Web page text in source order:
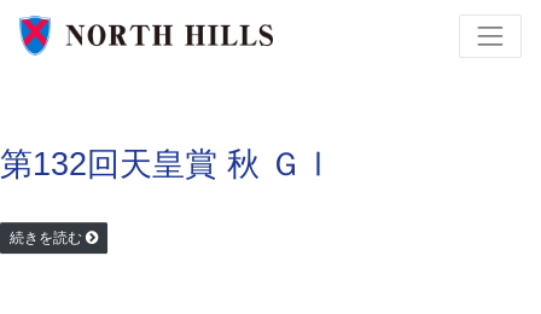
第132回天皇賞 秋 ＧⅠ
続きを読む